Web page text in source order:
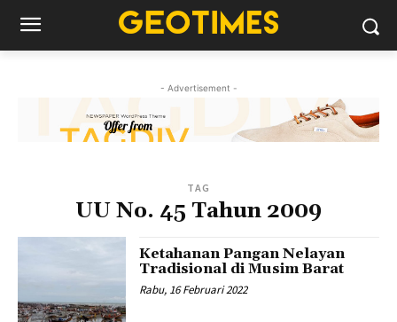
- Advertisement -
TAG
UU No. 45 Tahun 2009
Ketahanan Pangan Nelayan
Tradisional di Musim Barat
Rabu, 16 Februari 2022